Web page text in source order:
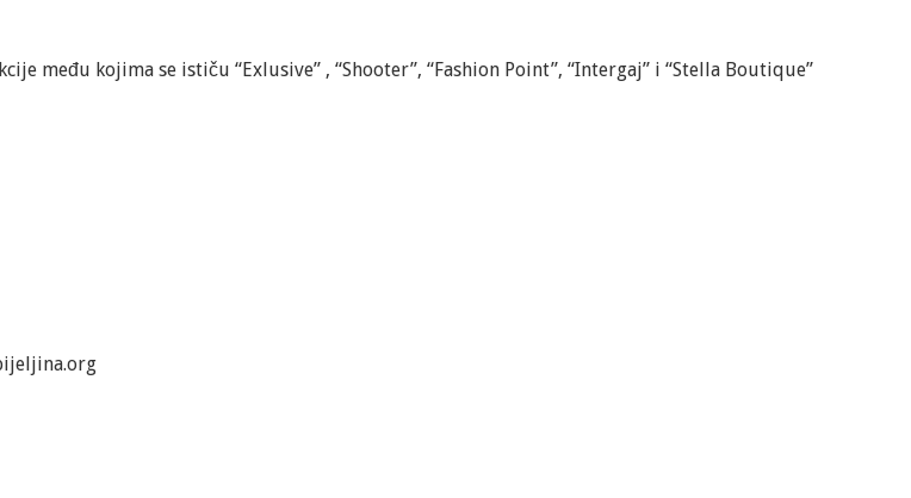
među kojima se ističu “Exlusive” , “Shooter”, “Fashion Point”, “Intergaj” i “Stella Boutique”